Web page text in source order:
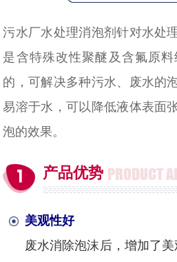
污水厂水处理消泡剂针对水处
是含特殊改性聚醚及含氟原
的，可解决多种污水、废水的
易溶于水，可以降低液体表面
泡的效果。
产品优势 PRODUCT
美观性好
废水消除泡沫后，增加了